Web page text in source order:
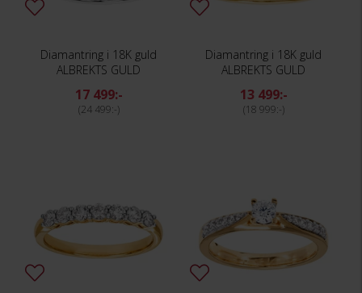
Diamantring i 18K guld
ALBREKTS GULD
17 499:-
24 499:-
Diamantring i 18K guld
ALBREKTS GULD
13 499:-
18 999:-